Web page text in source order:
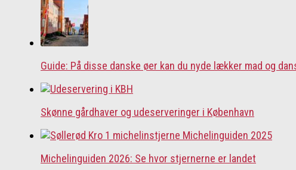
Guide: På disse danske øer kan du nyde lækker mad og
Skønne gårdhaver og udeserveringer i København
Michelinguiden 2026: Se hvor stjernerne er landet